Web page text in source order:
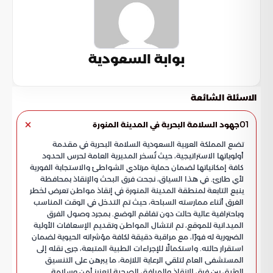
بوابة السعودية
الاسئلة الشائعة
01جهود السلامة البحرية في المدينة المنورة
تضع المملكة العربية السعودية السلامة البحرية في مقدمة
أولوياتها الاستراتيجية، حيث تُسخر المديرية العامة لحرس الحدود
كافة إمكانياتها لضمان حماية مرتادي الشواطئ والاستجابة الفورية
لأي طارئ. في هذا السياق، نجحت فرق البحث والإنقاذ بمحافظة
ينبع التابعة لمنطقة المدينة المنورة في إنقاذ مواطن تعرض لخطر
الغرق أثناء ممارسته السباحة، حيث تم التدخل في الوقت المناسب
وباحترافية عالية حالت دون تفاقم الوضع. بمجرد وصول الفرق
الميدانية للموقع، تم انتشال المواطن وتقديم الإسعافات الأولية
الضرورية له فورًا، مع مراقبة دقيقة لكافة مؤشراته الحيوية لضمان
استقرار حالته. واستكمالًا للإجراءات الطبية المتبعة، جرى نقله إلى
المستشفى العام لتلقي الرعاية اللازمة، ما يبرهن على التنسيق